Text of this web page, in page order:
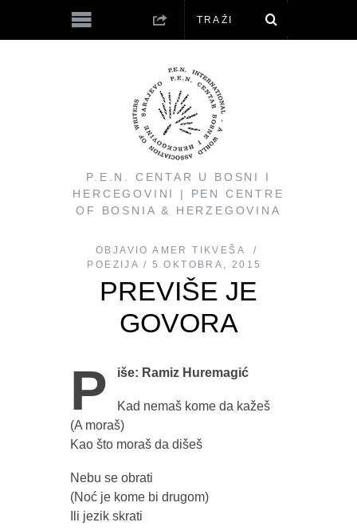
P.E.N. CENTAR U BOSNI I
HERCEGOVINI | PEN CENTRE
OF BOSNIA & HERZEGOVINA
OBJAVIO AMER TIKVEŠA
POEZIJA
5 OKTOBRA, 2015
PREVIŠE JE
GOVORA
P iše: Ramiz Huremagić
Kad nemaš kome da kažeš
(A moraš)
Kao što moraš da dišeš
Nebu se obrati
(Noć je kome bi drugom)
Ili jezik skrati